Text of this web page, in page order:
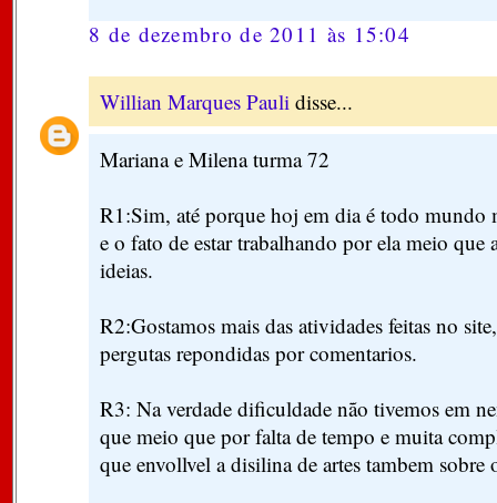
8 de dezembro de 2011 às 15:04
Willian Marques Pauli disse...
Mariana e Milena turma 72
R1:Sim, até porque hoj em dia é todo mundo
e o fato de estar trabalhando por ela meio que
ideias.
R2:Gostamos mais das atividades feitas no
pergutas repondidas por comentarios.
R3: Na verdade dificuldade não tivemos em
que meio que por falta de tempo e muita
que envollvel a disilina de artes tambem sobre